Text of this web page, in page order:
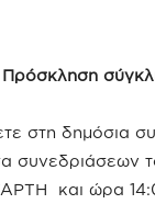
Πρόσκληση
στη δημόσια
συνεδριάσεων
και ώρα